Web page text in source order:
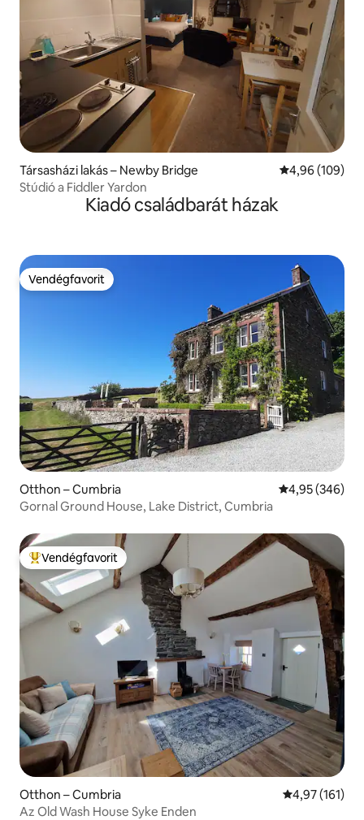
Társasházi lakás – Newby Bridge Átlagos
4,96 (109)
Stúdió a Fiddler Yardon
Kiadó családbarát házak
Vendégfavorit
Vendégfavorit
Otthon – Cumbria Átlagos
4,95 (346)
Gornal Ground House, Lake District, Cumbria
Kiemelt vendégfavorit
Vendégfavorit
Otthon – Cumbria Átlagos
4,97 (161)
Az Old Wash House Syke Enden